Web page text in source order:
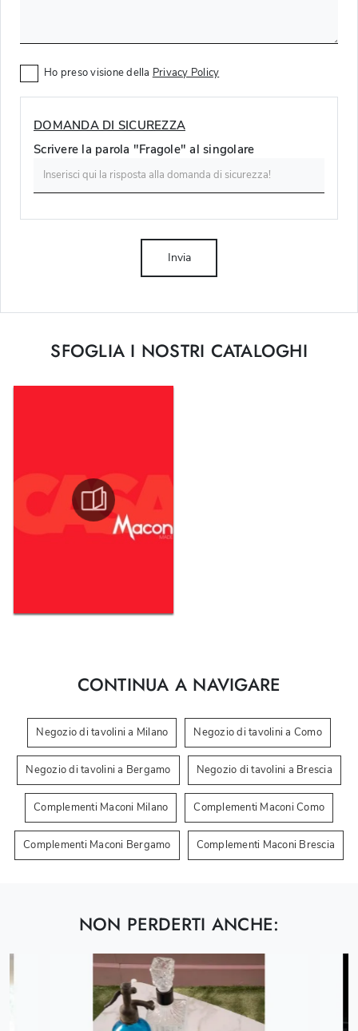
SFOGLIA I NOSTRI CATALOGHI
CONTINUA A NAVIGARE
Negozio di tavolini a Milano Negozio di tavolini a Como
Negozio di tavolini a Bergamo Negozio di tavolini a Brescia
Complementi Maconi Milano Complementi Maconi Como
Complementi Maconi Bergamo Complementi Maconi Brescia
Ho preso visione della Privacy Policy
DOMANDA DI SICUREZZA
Scrivere la parola "Fragole" al singolare
Invia
NON PERDERTI ANCHE: